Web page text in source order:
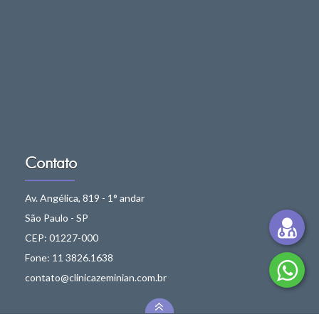
Contato
Av. Angélica, 819 - 1° andar
São Paulo - SP
CEP: 01227-000
Fone: 11 3826.1638
contato@clinicazeminian.com.br